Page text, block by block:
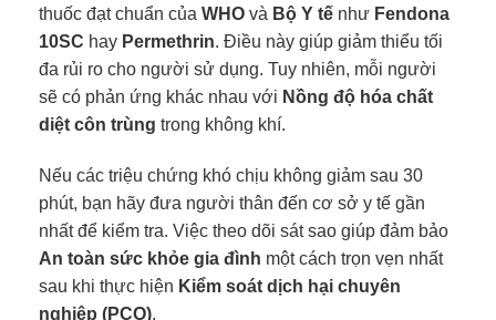
thuốc đạt chuẩn của WHO và Bộ Y tế như Fendona
10SC hay Permethrin. Điều này giúp giảm thiểu tối
đa rủi ro cho người sử dụng. Tuy nhiên, mỗi người
sẽ có phản ứng khác nhau với Nồng độ hóa chất
diệt côn trùng trong không khí.
Nếu các triệu chứng khó chịu không giảm sau 30
phút, bạn hãy đưa người thân đến cơ sở y tế gần
nhất để kiểm tra. Việc theo dõi sát sao giúp đảm bảo
An toàn sức khỏe gia đình một cách trọn vẹn nhất
sau khi thực hiện Kiểm soát dịch hại chuyên
nghiệp (PCO).